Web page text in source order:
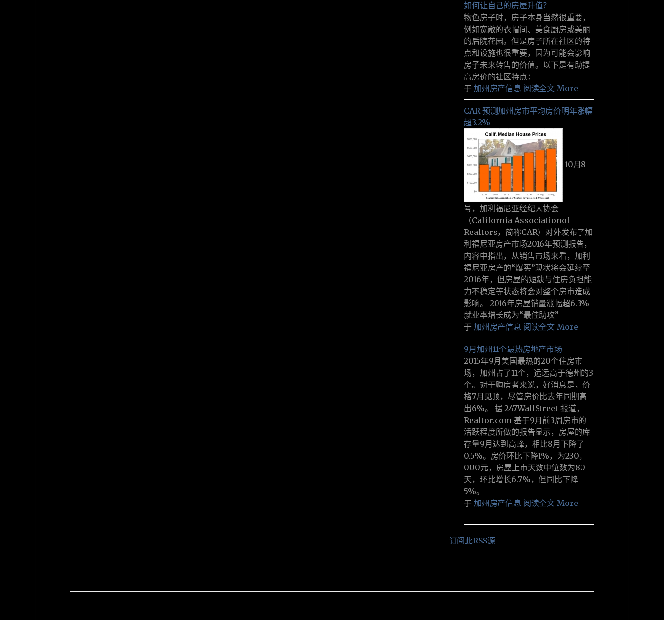
如何让自己的房屋升值？
物色房子时，房子本身当然很重要，
例如宽敞的衣帽间、美食厨房或美丽
的后院花园。但是房子所在社区的特
点和设施也很重要，因为可能会影响
房子未来转售的价值。以下是有助提
高房价的社区特点：
于 加州房产信息 阅读全文 More
CAR 预测加州房市平均房价明年涨幅
超3.2%
10月8
号，加利福尼亚经纪人协会
（California Associationof
Realtors，简称CAR）对外发布了加
利福尼亚房产市场2016年预测报告，
内容中指出，从销售市场来看，加利
福尼亚房产的“爆买”现状将会延续至
2016年，但房屋的短缺与住房负担能
力不稳定等状态将会对整个房市造成
影响。 2016年房屋销量涨幅超6.3%
就业率增长成为“最佳助攻”
于 加州房产信息 阅读全文 More
9月加州11个最热房地产市场
2015年9月美国最热的20个住房市
场，加州占了11个，远远高于德州的3
个。对于购房者来说，好消息是，价
格7月见顶，尽管房价比去年同期高
出6%。 据 247WallStreet 报道，
Realtor.com 基于9月前3周房市的
活跃程度所做的报告显示，房屋的库
存量9月达到高峰，相比8月下降了
0.5%。房价环比下降1%，为230，
000元，房屋上市天数中位数为80
天，环比增长6.7%，但同比下降
5%。
于 加州房产信息 阅读全文 More
订阅此RSS源